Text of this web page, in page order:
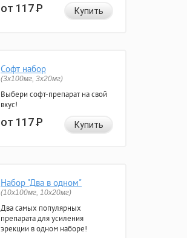
от 117Р Купить
Софт набор
(3x100мг, 3x20мг)
Выбери софт-препарат на свой
вкус!
от 117Р Купить
Набор "Два в одном"
(10x100мг, 10x20мг)
Два самых популярных
препарата для усиления
эрекции в одном наборе!